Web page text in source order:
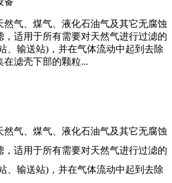
然气、煤气、液化石油气及其它无腐蚀
，适用于所有需要对天然气进行过滤的
、输送站)，并在气体流动中起到去除
在滤壳下部的颗粒...
然气、煤气、液化石油气及其它无腐蚀
，适用于所有需要对天然气进行过滤的
、输送站)，并在气体流动中起到去除